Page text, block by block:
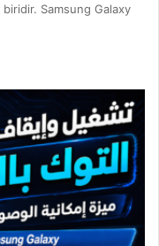
Samsung Galaxy